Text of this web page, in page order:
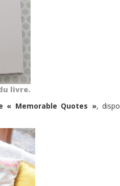
livre.
« Memorable Quotes », dispo